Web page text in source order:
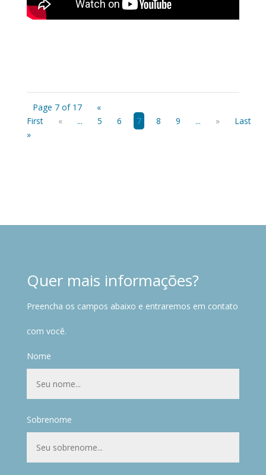
Page 7 of 17
«
First
« ... 5 6 7 8 9 ... »
Last
»
Quer mais informações?
Preencha os campos abaixo e entraremos em contato
com você.
Nome
Sobrenome